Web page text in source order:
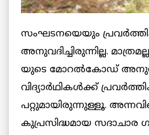
സംഘടനയെയും
അനുവദിച്ചിരുന്നില്ല.
യുടെ മോറല്‍കോഡ്
വിദ്യാര്‍ഥികള്‍ക്ക്
പറ്റുമായിരുന്നുള്ളൂ.
കുപ്രസിദ്ധമായ സദാചാര